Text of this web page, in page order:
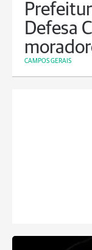
Defesa
CAMPOS GERAIS